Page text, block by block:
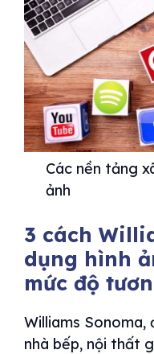
Các nền tảng
ảnh
3 cách
dụng hình
mức độ
Williams Sonoma,
nhà bếp, nội thất